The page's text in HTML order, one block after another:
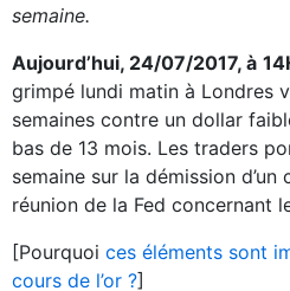
semaine.
Aujourd’hui, 24/07/2017, à
grimpé lundi matin à Londres
semaines contre un dollar
bas de 13 mois. Les traders
semaine sur la démission
réunion de la Fed concernant
[Pourquoi ces éléments sont
cours de l’or ?]